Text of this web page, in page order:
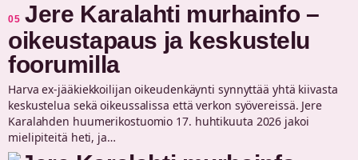
05 Jere Karalahti murhainfo –
oikeustapaus ja keskustelu
foorumilla
Harva ex-jääkiekkoilijan oikeudenkäynti synnyttää yhtä kiivasta
keskustelua sekä oikeussalissa että verkon syövereissä. Jere
Karalahden huumerikostuomio 17. huhtikuuta 2026 jakoi
mielipiteitä heti, ja…